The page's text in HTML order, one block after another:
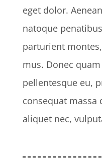
eget dolor.
natoque
parturient
mus. Donec
pellentesque eu,
consequat massa
aliquet nec,